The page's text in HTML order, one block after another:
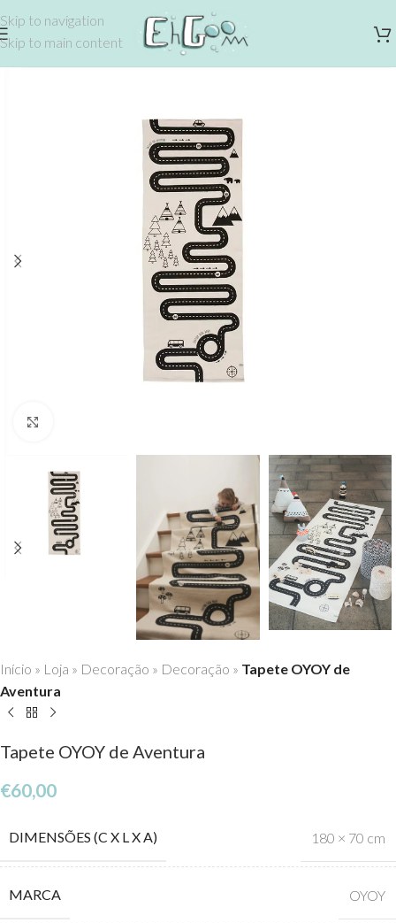
Skip to navigation
Skip to main content
Início » Loja » Decoração » Decoração » Tapete OYOY de
Aventura
Tapete OYOY de Aventura
€60,00
DIMENSÕES (C X L X A) 180 × 70 cm
MARCA OYOY